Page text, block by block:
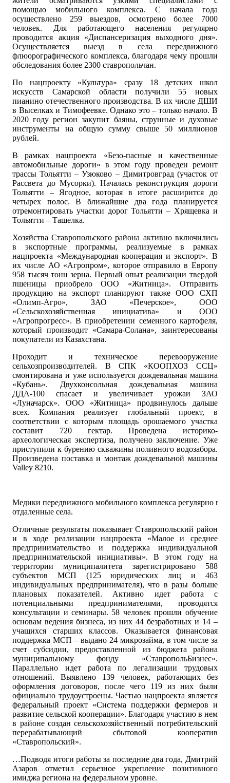
помощью мобильного комплекса. С начала года
осуществлено 259 выездов, осмотрено более 7000
человек. Для работающего населения регулярно
проводится акция «Диспансеризация выходного дня».
Осуществляется выезд в села передвижного
флюорографического комплекса, благодаря чему прошли
обследования более 2300 ставропольчан.
По нацпроекту «Культура» сразу 18 детских школ
искусств Самарской области получили 55 новых
пианино отечественного производства. В их числе ДШИ
в Выселках и Тимофеевке. Однако это – только начало. В
2020 году регион закупит баяны, струнные и духовые
инструменты на общую сумму свыше 50 миллионов
рублей.
В рамках нацпроекта «Безо-пасные и качественные
автомобильные дороги» в этом году проведен ремонт
трассы Тольятти – Узюково – Димитровград (участок от
Рассвета до Мусорки). Началась реконструкция дороги
Тольятти – Ягодное, которая в итоге расширится до
четырех полос. В ближайшие два года планируется
отремонтировать участки дорог Тольятти – Хрящевка и
Тольятти – Ташелка.
Хозяйства Ставропольского района активно включились
в экспортные программы, реализуемые в рамках
нацпроекта «Международная кооперация и экспорт». В
их числе АО «Агропром», которое отправило в Европу
958 тысяч тонн зерна. Первый опыт реализации твердой
пшеницы приобрело ООО «Житница». Отправить
продукцию на экспорт планируют также ООО СХП
«Олимп-Агро», ЗАО «Печерское», ООО
«Сельскохозяйственная инициатива» и ООО
«Агропрогресс». В приобретении семенного картофеля,
который производит «Самара-Солана», заинтересованы
покупатели из Казахстана.
Проходит и техническое перевооружение
сельхозпроизводителей. В СПК «КООПХОЗ ССЦ»
смонтирована и уже используется дождевальная машина
«Кубань». Двухконсольная дождевальная машина
ДДА-100 спасает и увеличивает урожаи ЗАО
«Луначарск». ООО «Житница» продвинулось дальше
всех. Компания реализует глобальный проект, в
соответствии с которым площадь орошаемого участка
составит 720 гектар. Проведена историко-
археологическая экспертиза, получено заключение. Уже
приступили к бурению скважины поливного водозабора.
Произведена поставка и монтаж дождевальной машины
Valley 8210.
Медики передвижного мобильного комплекса регулярно
отдаленные села.
Отличные результаты показывает Ставропольский район
и в ходе реализации нацпроекта «Малое и среднее
предпринимательство и поддержка индивидуальной
предпринимательской инициативы». В этом году на
территории муниципалитета зарегистрировано 588
субъектов МСП (125 юридических лиц и 463
индивидуальных предпринимателя), что в разы больше
плановых показателей. Активно идет работа с
потенциальными предпринимателями, проводятся
консультации и семинары. 58 человек прошли обучение
основам ведения бизнеса, из них 44 безработных и 14 –
учащихся старших классов. Оказывается финансовая
поддержка МСП – выдано 24 микрозайма, в том числе за
счет субсидии, предоставленной из бюджета района
муниципальному фонду «СтавропольБизнес».
Параллельно идет работа по легализации трудовых
отношений. Выявлено 139 человек, работающих без
оформления договоров, после чего 119 из них были
официально трудоустроены. Частью нацпроекта является
федеральный проект «Система поддержки фермеров и
развитие сельской кооперации». Благодаря участию в нем
в районе создан сельскохозяйственный потребительский
перерабатывающий сбытовой кооператив
«Ставропольский».
…Подводя итоги работы за последние два года, Дмитрий
Азаров отметил серьезное укрепление позитивного
имиджа региона на федеральном уровне.